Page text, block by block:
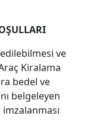
ve
Kiralama
bedel ve
belgeleyen
imzalanması